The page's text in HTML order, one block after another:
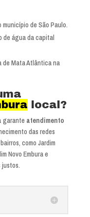
de São Paulo.
de água da capital
de Mata Atlântica na
local?
garante atendimento
das redes
como Jardim
Novo Embura e
justos.